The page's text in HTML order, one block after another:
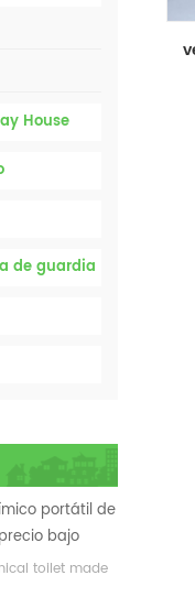
House
de guardia
portátil de
bajo
toilet made